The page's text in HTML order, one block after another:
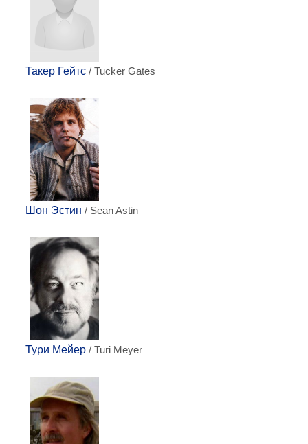
Такер Гейтс / Tucker Gates
Шон Эстин / Sean Astin
Тури Мейер / Turi Meyer